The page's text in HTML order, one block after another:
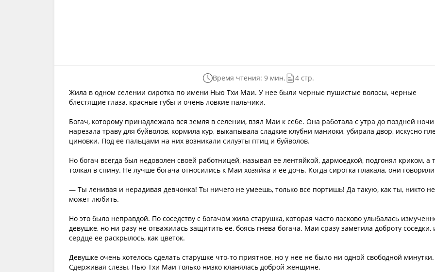
Время чтения: 9 мин.
4 стр.
Жила в одном селении сиротка по имени Нью Тхи Маи. У нее были черные пушистые волосы, черные
блестящие глаза, красные губы и очень ловкие пальчики.
Богач, которому принадлежала вся земля в селении, взял Маи к себе. Она работала с утра до поздней
нарезала траву для буйволов, кормила кур, выкапывала сладкие клубни маниоки, убирала двор, искусно
циновки. Под ее пальцами на них возникали силуэты птиц и буйволов.
Но богач всегда был недоволен своей работницей, называл ее лентяйкой, дармоедкой, подгонял криком, а
толкал в спину. Не лучше богача относились к Маи хозяйка и ее дочь. Когда сиротка плакала, они
— Ты ленивая и нерадивая девчонка! Ты ничего не умеешь, только все портишь! Да такую, как ты, никто не
может любить.
Но это было неправдой. По соседству с богачом жила старушка, которая часто ласково улыбалась
девушке, но ни разу не отважилась защитить ее, боясь гнева богача. Маи сразу заметила доброту соседки,
сердце ее раскрылось, как цветок.
Девушке очень хотелось сделать старушке что-то приятное, но у нее не было ни одной свободной минутки.
Сдерживая слезы, Нью Тхи Маи только низко кланялась доброй женщине.